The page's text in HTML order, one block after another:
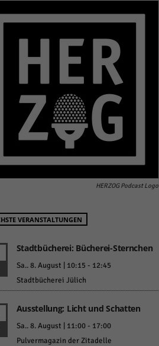
HERZOG Podcast Logo
VERANSTALTUNGEN
Stadtbücherei: Bücherei-Sternchen
Sa.. 8. August | 10:15 - 12:45
Stadtbücherei Jülich
Ausstellung: Licht und Schatten
Sa.. 8. August | 11:00- 17:00
Pulvermagazin der Zitadelle
Externe Medien